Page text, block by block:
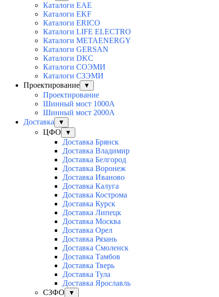
Каталоги EAE
Каталоги EKF
Каталоги ERICO
Каталоги LIFE ELECTRO
Каталоги METAENERGY
Каталоги GERSAN
Каталоги DKC
Каталоги СОЭМИ
Каталоги СЗЭМИ
Проектирование
▼
Проектирование
Шинный мост 1000А
Шинный мост 2000А
Доставка
▼
ЦФО ▼
Доставка Брянск
Доставка Владимир
Доставка Белгород
Доставка Воронеж
Доставка Иваново
Доставка Калуга
Доставка Кострома
Доставка Курск
Доставка Липецк
Доставка Москва
Доставка Орел
Доставка Рязань
Доставка Смоленск
Доставка Тамбов
Доставка Тверь
Доставка Тула
Доставка Ярославль
СЗФО
▼